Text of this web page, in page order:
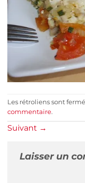
Les rétroliens sont
commentaire.
Suivant →
Laisser un